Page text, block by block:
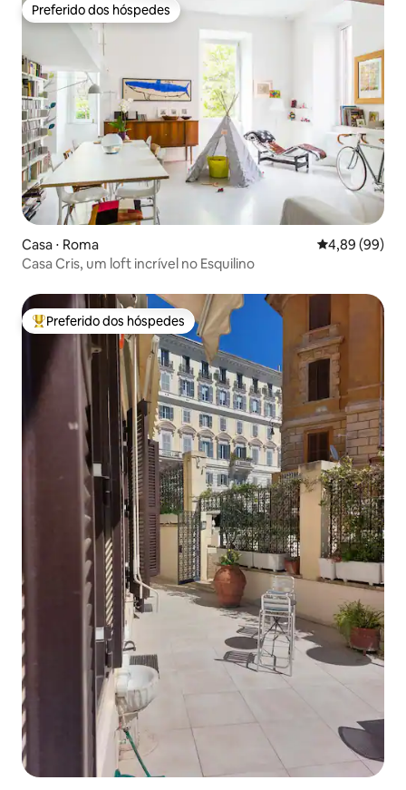
Preferido dos hóspedes
Preferido dos hóspedes
Casa ⋅ Roma 4,89 de uma
4,89 (99)
Casa Cris, um loft incrível no Esquilino
Entre os melhores preferidos dos hóspedes
Preferido dos hóspedes